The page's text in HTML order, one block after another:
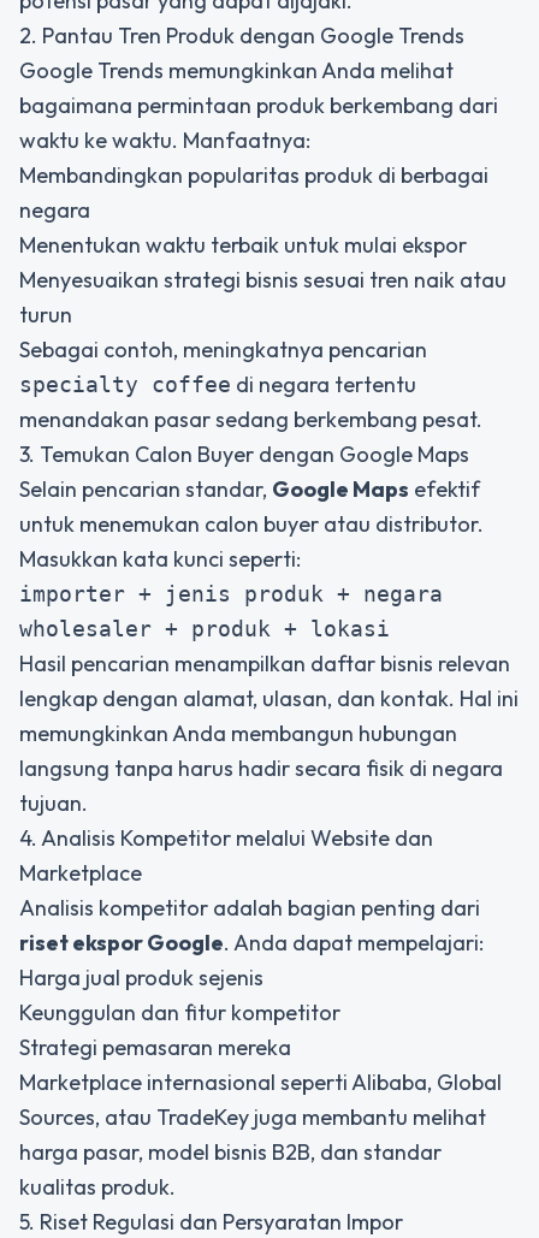
2. Pantau Tren Produk dengan Google Trends
Google Trends memungkinkan Anda melihat
bagaimana permintaan produk berkembang dari
waktu ke waktu. Manfaatnya:
Membandingkan popularitas produk di berbagai
negara
Menentukan waktu terbaik untuk mulai ekspor
Menyesuaikan strategi bisnis sesuai tren naik atau
turun
Sebagai contoh, meningkatnya pencarian
specialty coffee di negara tertentu
menandakan pasar sedang berkembang pesat.
3. Temukan Calon Buyer dengan Google Maps
Selain pencarian standar, Google Maps efektif
untuk menemukan calon buyer atau distributor.
Masukkan kata kunci seperti:
importer + jenis produk + negara
wholesaler + produk + lokasi
Hasil pencarian menampilkan daftar bisnis relevan
lengkap dengan alamat, ulasan, dan kontak. Hal ini
memungkinkan Anda membangun hubungan
langsung tanpa harus hadir secara fisik di negara
tujuan.
4. Analisis Kompetitor melalui Website dan
Marketplace
Analisis kompetitor adalah bagian penting dari
riset ekspor Google. Anda dapat mempelajari:
Harga jual produk sejenis
Keunggulan dan fitur kompetitor
Strategi pemasaran mereka
Marketplace internasional seperti Alibaba, Global
Sources, atau TradeKey juga membantu melihat
harga pasar, model bisnis B2B, dan standar
kualitas produk.
5. Riset Regulasi dan Persyaratan Impor